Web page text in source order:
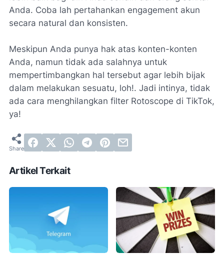
Anda. Coba lah pertahankan engagement akun
secara natural dan konsisten.
Meskipun Anda punya hak atas konten-konten
Anda, namun tidak ada salahnya untuk
mempertimbangkan hal tersebut agar lebih bijak
dalam melakukan sesuatu, loh!. Jadi intinya, tidak
ada cara menghilangkan filter Rotoscope di TikTok,
ya!
Artikel Terkait